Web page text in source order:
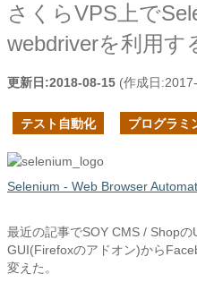
さくらVPS上で
webdriverを利用す
更新日:2018-08-15 (作成日:
テスト自動化 プログラミ
Selenium - Web Browser
最近の記事でSOY CMS / Shop
GUI(Firefoxのアドオン)から
変えた。